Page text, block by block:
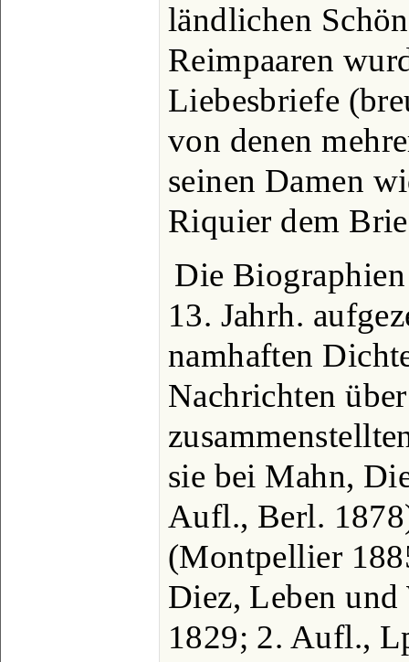
ländlichen
Reimpaaren
Liebesbriefe
von denen
seinen Damen
Riquier dem
Die
13. Jahrh.
namhaften
Nachrichten
sie bei Mahn,
Aufl., Berl.
(Montpellier
Diez, Leben
1829; 2. Aufl.,